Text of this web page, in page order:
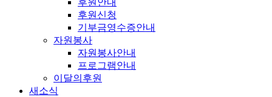
후원신청
기부금영수증안내
자원봉사
자원봉사안내
프로그램안내
이달의후원
새소식